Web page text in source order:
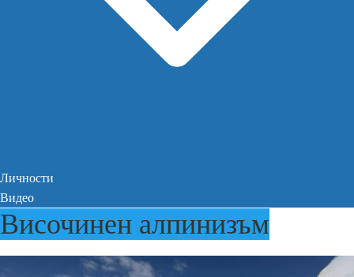
Личности
Видео
Височинен алпинизъм